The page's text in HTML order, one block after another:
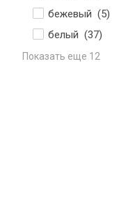
бежевый (5)
белый (37)
Показать еще 12